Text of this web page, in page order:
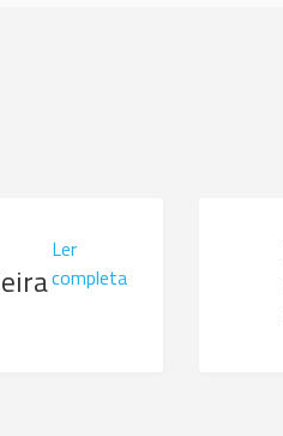
Ler
completa